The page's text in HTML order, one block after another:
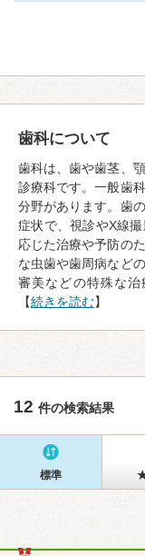
歯科について
歯科は、歯や歯茎、
診療科です。一般歯
分野があります。歯
症状で、視診やX線
応じた治療や予防の
な虫歯や歯周病など
審美などの特殊な
【続きを読む】
12 件の検索結果
標準